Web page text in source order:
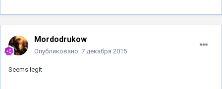
Mordodrukow
Опубликовано: 7 декабря 2015
Seems legit